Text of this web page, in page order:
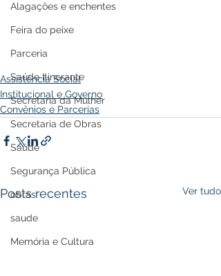
Alagações e enchentes
Feira do peixe
Parceria
Saúde Itinerante
Secretaria da Mulher
Secretaria de Obras
Saúde
Segurança Pública
obras
saude
Memória e Cultura
Assistência Social
Institucional e Governo
Convênios e Parcerias
Posts recentes Ver tudo